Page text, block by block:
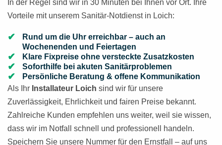
In der Regel sind wir in 30 Minuten bei Ihnen vor Ort. Ihre
Vorteile mit unserem Sanitär-Notdienst in Loich:
Rund um die Uhr erreichbar – auch an
Wochenenden und Feiertagen
Klare Fixpreise ohne versteckte Zusatzkosten
Soforthilfe bei akuten Sanitärproblemen
Persönliche Beratung & offene Kommunikation
Als Ihr Installateur Loich sind wir für unsere
Zuverlässigkeit, Ehrlichkeit und fairen Preise bekannt.
Zahlreiche Kunden empfehlen uns weiter, weil sie wissen,
dass wir im Notfall schnell und professionell handeln.
Speichern Sie unsere Nummer für den Ernstfall – auf uns